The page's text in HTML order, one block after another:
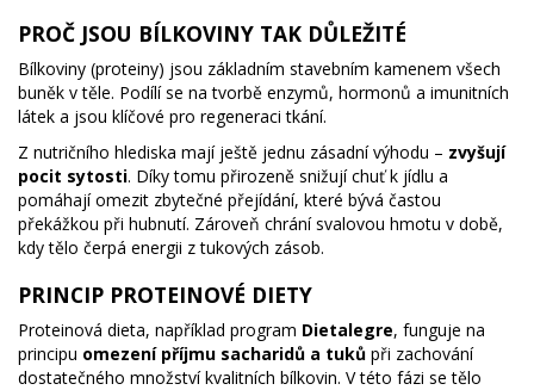
PROČ JSOU BÍLKOVINY TAK DŮLEŽITÉ
Bílkoviny (proteiny) jsou základním stavebním kamenem všech
buněk v těle. Podílí se na tvorbě enzymů, hormonů a imunitních
látek a jsou klíčové pro regeneraci tkání.
Z nutričního hlediska mají ještě jednu zásadní výhodu – zvyšují
pocit sytosti. Díky tomu přirozeně snižují chuť k jídlu a
pomáhají omezit zbytečné přejídání, které bývá častou
překážkou při hubnutí. Zároveň chrání svalovou hmotu v době,
kdy tělo čerpá energii z tukových zásob.
PRINCIP PROTEINOVÉ DIETY
Proteinová dieta, například program Dietalegre, funguje na
principu omezení příjmu sacharidů a tuků při zachování
dostatečného množství kvalitních bílkovin. V této fázi se tělo